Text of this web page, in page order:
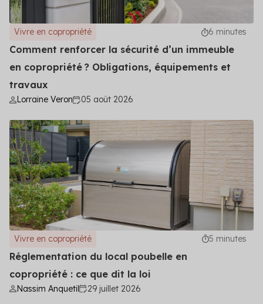
Vivre en copropriété 6 minutes
Comment renforcer la sécurité d’un immeuble
en copropriété ? Obligations, équipements et
travaux
Lorraine Veron 05 août 2026
Vivre en copropriété 5 minutes
Réglementation du local poubelle en
copropriété : ce que dit la loi
Nassim Anquetil 29 juillet 2026